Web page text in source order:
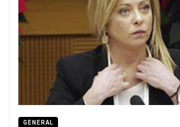
GENERAL